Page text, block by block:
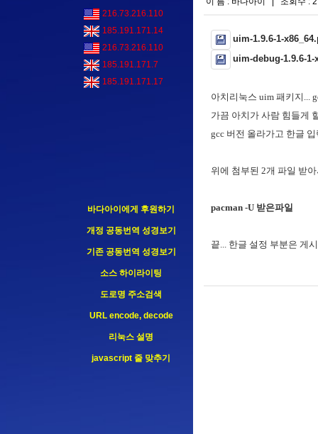
216.73.216.110
185.191.171.14
216.73.216.110
185.191.171.7
185.191.171.17
바다아이에게 후원하기
개정 공동번역 성경보기
기존 공동번역 성경보기
소스 하이라이팅
도로명 주소검색
URL encode, decode
리눅스 설명
javascript 줄 맞추기
uim-1.9.6-1-
uim-debug-1.9.6-1-
아치리눅스 uim 패키지...
가끔 아치가 사람 힘들게
gcc 버전 올라가고 한글
위에 첨부된 2개 파일 받
pacman -U 받은파일
끝... 한글 설정 부분은 게